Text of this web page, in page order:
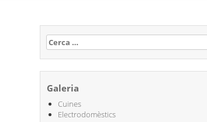
Cerca:
Galeria
Cuines
Electrodomèstics